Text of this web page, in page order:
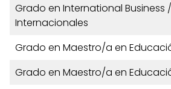
Grado en International Business
Internacionales
Grado en Maestro/a en
Grado en Maestro/a en